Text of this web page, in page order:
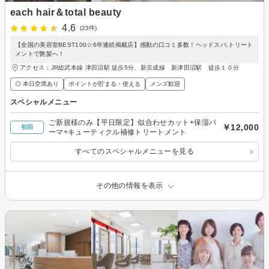
each hair＆total beauty
4.6
(23件)
【全国の美容室BEST100☆6年連続掲載店】感動の口コミ多数！ヘッドスパ,トリート
メントで艶髪へ！
アクセス：JR総武本線 津田沼駅 徒歩5分、新京成線 新津田沼駅 徒歩１０分
◎ 本日空席あり ポイントが貯まる・使える メンズ歓迎
スペシャルメニュー
初回
ご新規様のみ【平日限定】似合わせカット+保湿パ
ーマ+キューティクル補修トリートメント
￥12,000
すべてのスペシャルメニューを見る
その他の情報を表示